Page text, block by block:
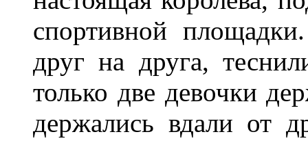
спортивной
друг на друга,
только две девочки
держались вдали от